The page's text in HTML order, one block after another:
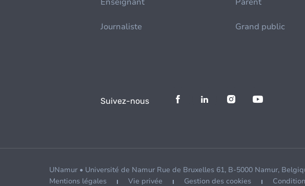
Journaliste Grand public
Suivez-nous
UNamur • Université de Namur Rue de Bruxelles 61, B-5000 Namur,
Mentions légales
Vie privée Gestion des cookies